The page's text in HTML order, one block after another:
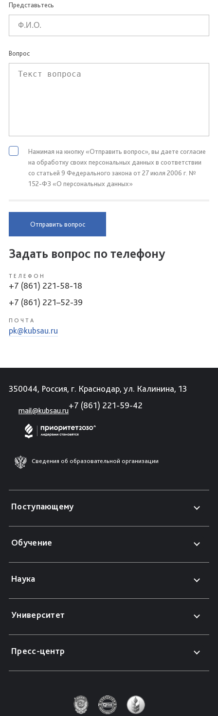
Представьтесь
Вопрос
Нажимая на кнопку «Отправить вопрос», вы даете согласие
на обработку своих персональных данных в соответствии
со статьей 9 Федерального закона от 27 июля 2006 г. №
152-ФЗ «О персональных данных»
Отправить вопрос
Задать вопрос по телефону
ТЕЛЕФОН
+7 (861) 221-58-18
+7 (861) 221–52-39
ПОЧТА
pk@kubsau.ru
350044, Россия, г. Краснодар, ул. Калинина, 13
mail@kubsau.ru
+7 (861) 221-59-42
Сведения об образовательной организации
Поступающему
Обучение
Наука
Университет
Пресс-центр